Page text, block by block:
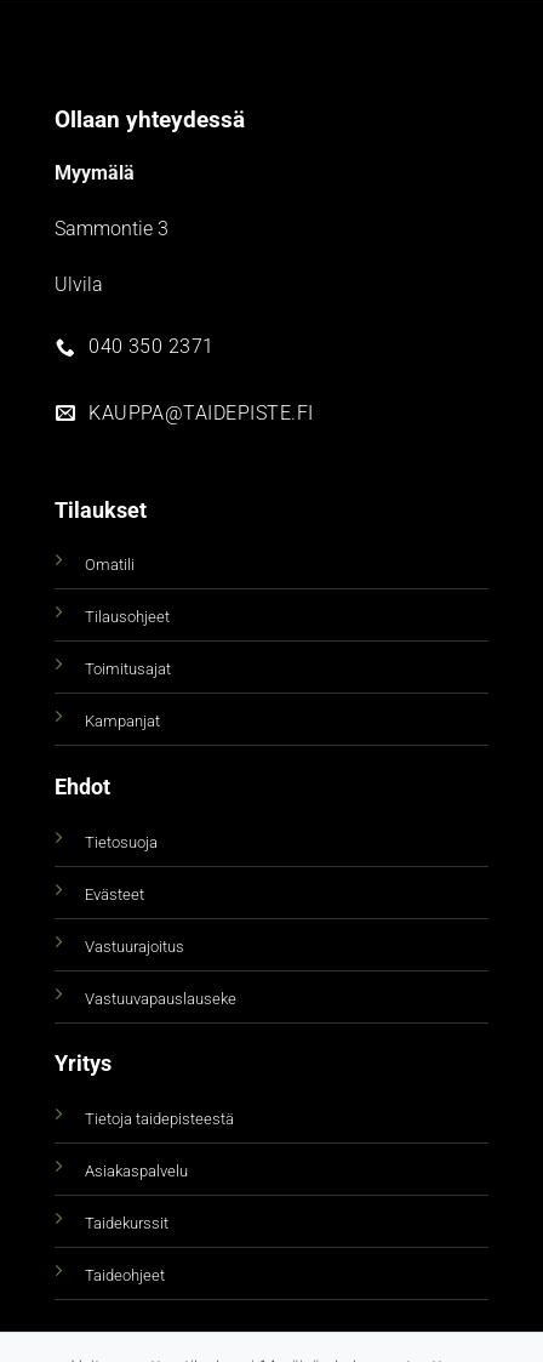
Ollaan yhteydessä
Myymälä
Sammontie 3
Ulvila
040 350 2371
KAUPPA@TAIDEPISTE.FI
Tilaukset
Omatili
Tilausohjeet
Toimitusajat
Kampanjat
Ehdot
Tietosuoja
Evästeet
Vastuurajoitus
Vastuuvapauslauseke
Yritys
Tietoja taidepisteestä
Asiakaspalvelu
Taidekurssit
Taideohjeet